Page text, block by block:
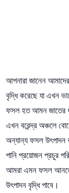
আপনারা জানেন
বৃদ্ধি করেছে যা এখন
ফসল হত আমন জাতের
এখন বরেন্দ্র অঞ্চলে
অন্যান্য ফসল উৎপাদন
পানি প্রয়োজন প্রচুর
আমরা এমন ফসল আনতে
উৎপাদন বৃদ্ধি পাবে।